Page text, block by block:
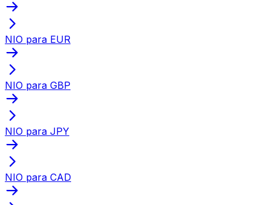
NIO para EUR
NIO para GBP
NIO para JPY
NIO para CAD